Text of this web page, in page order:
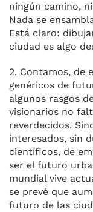
ningún camino,
Nada se
Está claro:
ciudad es algo
2. Contamos, de
genéricos de
algunos rasgos
visionarios no
reverdecidos.
interesados, sin
científicos, de
ser el futuro
mundial vive
se prevé que
futuro de las